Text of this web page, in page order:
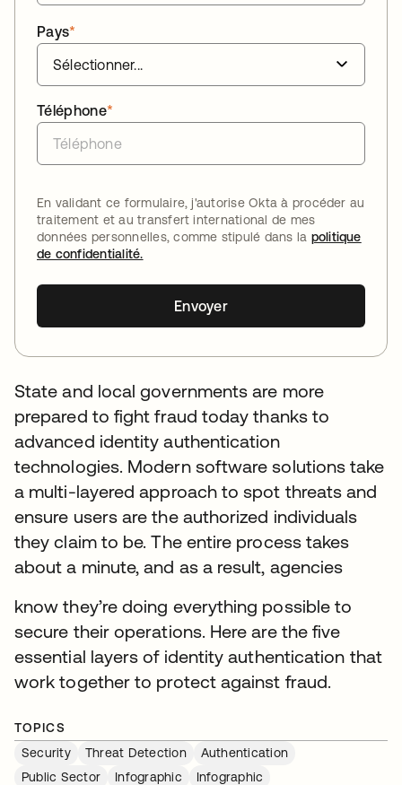
*
Pays
*
Téléphone
En validant ce formulaire, j'autorise Okta à procéder au
traitement et au transfert international de mes
données personnelles, comme stipulé dans la politique
de confidentialité.
Envoyer
State and local governments are more
prepared to fight fraud today thanks to
advanced identity authentication
technologies. Modern software solutions take
a multi-layered approach to spot threats and
ensure users are the authorized individuals
they claim to be. The entire process takes
about a minute, and as a result, agencies
know they’re doing everything possible to
secure their operations. Here are the five
essential layers of identity authentication that
work together to protect against fraud.
TOPICS
Security
Threat Detection
Authentication
Public Sector
Infographic Infographic